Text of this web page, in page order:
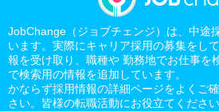
JobChange（ジョブチェンジ）は、中途
います。実際にキャリア採用の募集をし
報を受け取り、職種や 勤務地でお仕事を
で検索用の情報を追加しています。
かならず採用情報の詳細ページをよくご
さい。皆様の転職活動にお役立てください